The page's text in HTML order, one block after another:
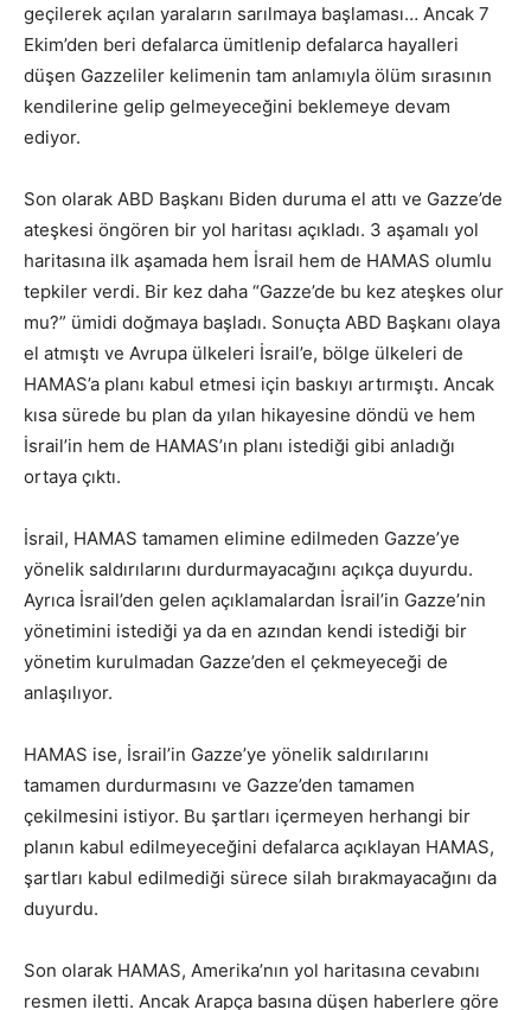
geçilerek açılan yaraların sarılmaya başlaması… Ancak 7
Ekim’den beri defalarca ümitlenip defalarca hayalleri
düşen Gazzeliler kelimenin tam anlamıyla ölüm sırasının
kendilerine gelip gelmeyeceğini beklemeye devam
ediyor.
Son olarak ABD Başkanı Biden duruma el attı ve Gazze’de
ateşkesi öngören bir yol haritası açıkladı. 3 aşamalı yol
haritasına ilk aşamada hem İsrail hem de HAMAS olumlu
tepkiler verdi. Bir kez daha “Gazze’de bu kez ateşkes olur
mu?” ümidi doğmaya başladı. Sonuçta ABD Başkanı olaya
el atmıştı ve Avrupa ülkeleri İsrail’e, bölge ülkeleri de
HAMAS’a planı kabul etmesi için baskıyı artırmıştı. Ancak
kısa sürede bu plan da yılan hikayesine döndü ve hem
İsrail’in hem de HAMAS’ın planı istediği gibi anladığı
ortaya çıktı.
İsrail, HAMAS tamamen elimine edilmeden Gazze’ye
yönelik saldırılarını durdurmayacağını açıkça duyurdu.
Ayrıca İsrail’den gelen açıklamalardan İsrail’in Gazze’nin
yönetimini istediği ya da en azından kendi istediği bir
yönetim kurulmadan Gazze’den el çekmeyeceği de
anlaşılıyor.
HAMAS ise, İsrail’in Gazze’ye yönelik saldırılarını
tamamen durdurmasını ve Gazze’den tamamen
çekilmesini istiyor. Bu şartları içermeyen herhangi bir
planın kabul edilmeyeceğini defalarca açıklayan HAMAS,
şartları kabul edilmediği sürece silah bırakmayacağını da
duyurdu.
Son olarak HAMAS, Amerika’nın yol haritasına cevabını
resmen iletti. Ancak Arapça basına düşen haberlere göre